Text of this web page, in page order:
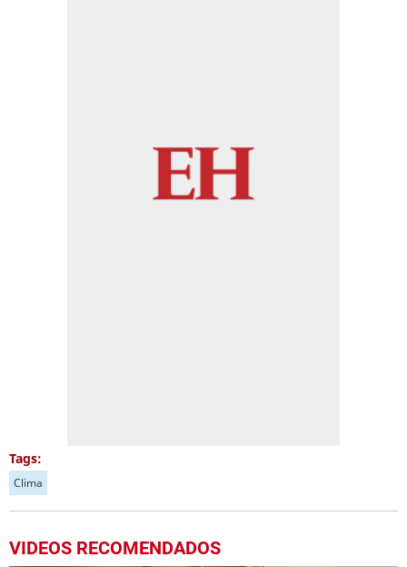
Tags:
Clima
VIDEOS RECOMENDADOS